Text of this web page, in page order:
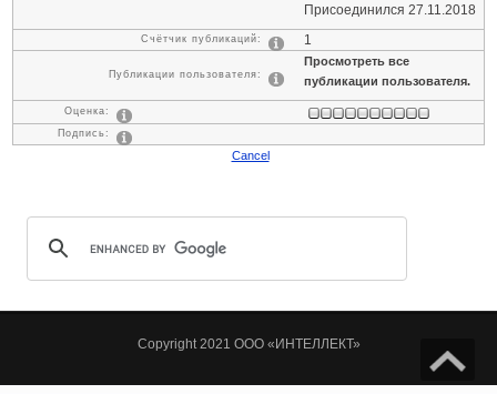
Присоединился 27.11.2018
Счётчик публикаций: 1
Публикации пользователя:
Просмотреть все
публикации пользователя.
Оценка:
Подпись:
Cancel
Copyright 2021 ООО «ИНТЕЛЛЕКТ»